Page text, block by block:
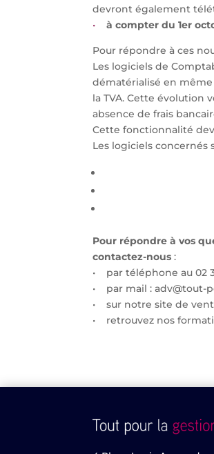
devront également
•
à compter du 1er
Pour répondre à ces
Les logiciels de
dématérialisé en même
la TVA. Cette évolution
absence de frais
Cette fonctionnalité
Les logiciels concernés
Pour répondre à vos
contactez-nous :
• par téléphone au 02
• par mail : adv@tout-
• sur notre site de
• retrouvez nos